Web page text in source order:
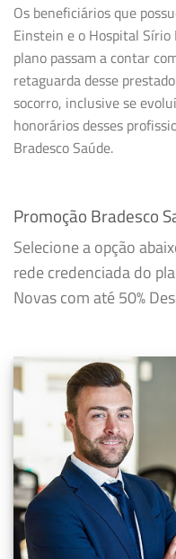
Os beneficiários que
Einstein e o Hospital
plano passam a contar
retaguarda desse
socorro, inclusive se
honorários desses
Bradesco Saúde.
Promoção Bradesco
Selecione a opção
rede credenciada do
Novas com até 50%